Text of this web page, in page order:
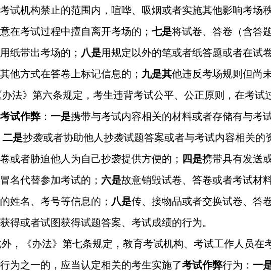
试机构禁止的范围内，喧哗、吸烟或者实施其他影响考场
在考试过程中擅自离开考场的； 七是将试卷、答卷（含答
纸带出考场的； 八是用规定以外的笔或者纸答题或者在试
他方式在答卷上标记信息的； 九是其他违反考场规则但尚
办法》第六条规定，考生违背考试公平、公正原则，在考
考试作弊： 一是携带与考试内容相关的材料或者存储有与考
二是抄袭或者协助他人抄袭试题答案或者与考试内容相关的
或者胁迫他人为自己抄袭提供方便的； 四是携带具有发送
名代替参加考试的； 六是故意销毁试卷、答卷或者考试材
姓名、考号等信息的； 八是传、接物品或者交换试卷、答
得或者试图获得试题答案、考试成绩的行为。
外，《办法》第七条规定，教育考试机构、考试工作人员在
为之一的，应当认定相关的考生实施了考试作弊行为： 一